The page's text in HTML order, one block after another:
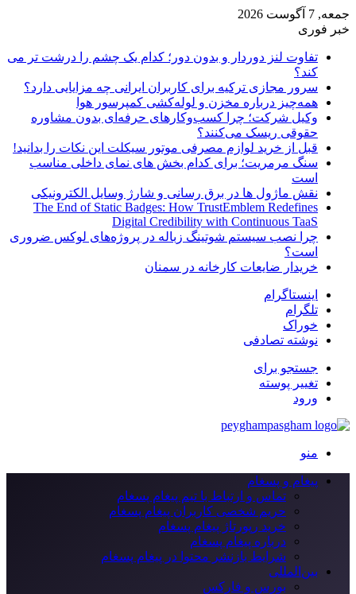
جمعه, 7 آگوست 2026
خبر فوری
تفاوت لنز دوردار و بدون دور؛ کدام یک چشم را درشت تر می
کند؟
سرور مجازی ترکیه برای کاربران ایرانی چه مزایایی دارد؟
همه‌چیز درباره مخزن و لوله‌کشی کمپرسور هوا
وکیل شرکت؛ چرا کسب‌وکارهای حرفه‌ای بدون مشاوره
حقوقی ریسک می‌کنند؟
قبل از خرید لوازم مصرفی موتور سیکلت این نکات را بدانید!
سنگ مرمریت؛ برای کدام بخش های نمای داخلی مناسب
است
نقش ماژول ها در برق رسانی و شارژ وسایل الکترونیکی
The End of Static Badges: How TrustEmblem Redefines
Digital Credibility with Continuous TaaS
چرا نصب سیستم شوتینگ زباله در پروژه‌های لوکس ضروری
است؟
خریدار ضایعات کارخانه در سمنان
اینستاگرام
تلگرام
خوراک
نوشته تصادفی
جستجو برای
تغییر پوسته
ورود
منو
پیغام و پسغام
تماس و ارتباط با تیم پیغام پسغام
حریم شخصی کاربران پیغام پسغام
خرید رپورتاژ پیغام پسغام
درباره پیغام پسغام
شرایط بازنشر محتوا در پیغام پسغام
بین‌المللی
بورس و فارکس